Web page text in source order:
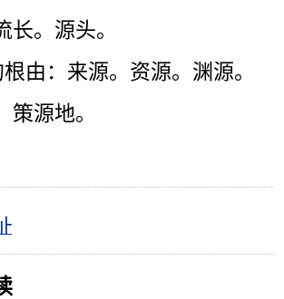
长。源头。
根由：来源。资源。渊源。
策源地。